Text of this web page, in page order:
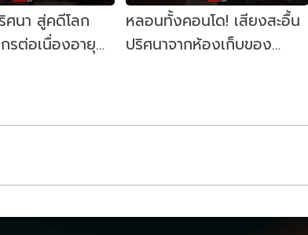
ศนา สู่คดีโลก
รต่อเนื่องอายุ
หลอนทั้งคอนโด! เสียงสะอื้น
ปริศนาจากห้องเก็บของ